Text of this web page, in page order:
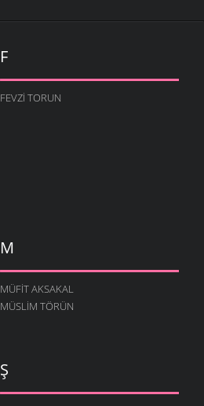
F
FEVZI TORUN
M
MÜFIT AKSAKAL
MÜSLIM TÖRÜN
Ş